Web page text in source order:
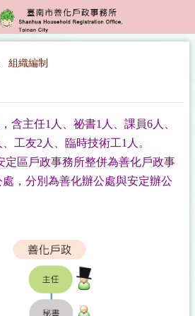
組織編制
含主任1人、祕書1人、課員6人、
工友2人、臨時技術工1人。
定區戶政事務所整併為善化戶政事
，分別為善化辦公處與安定辦公